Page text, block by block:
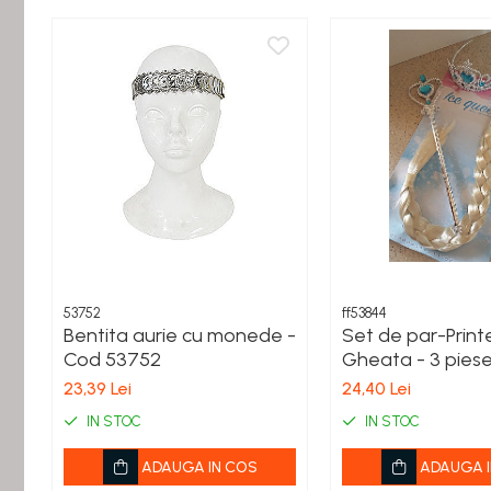
Papusi miniaturale
Casute de papusi
SETURI SI PACHETE CADOU
MACHETE AUTO SCARA 1:43
Machete Auto Romanesti 1:43 –
Miniaturi Dacia, ARO si Modele Clasice
Limuzine, Hatchback si Sedan
Machete Prezidentiale 1:43
Machete Raliu 1:43 – Miniaturi Oficiale
Machete SUV-uri 1:43 – Miniaturi Off-
Road si Vehicule 4x4
Machete Taxi 1:43
53752
Bentita aurie cu monede -
Cod 53752
23,39 Lei
IN STOC
ADAUGA IN COS
ff53844
Set de par-
Gheata - 3 piese
24,40 Lei
IN STOC
ADAUGA